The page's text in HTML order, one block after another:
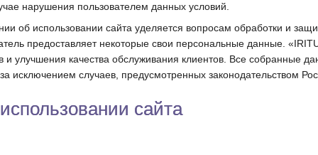
нарушения пользователем данных условий.
об использовании сайта уделяется вопросам обработки и
предоставляет некоторые свои персональные данные.
и улучшения качества обслуживания клиентов. Все собранные
исключением случаев, предусмотренных законодательством
сайта